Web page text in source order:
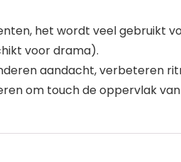
het wordt veel gebruikt
voor drama).
aandacht, verbeteren
om touch de oppervlak